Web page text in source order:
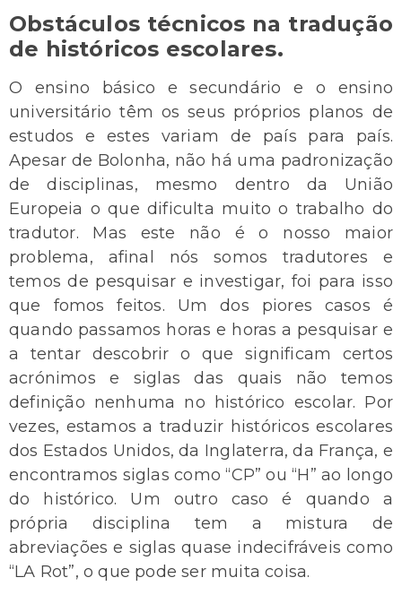
Obstáculos técnicos na tradução
de históricos escolares.
O ensino básico e secundário e o ensino
universitário têm os seus próprios planos de
estudos e estes variam de país para país.
Apesar de Bolonha, não há uma padronização
de disciplinas, mesmo dentro da União
Europeia o que dificulta muito o trabalho do
tradutor. Mas este não é o nosso maior
problema, afinal nós somos tradutores e
temos de pesquisar e investigar, foi para isso
que fomos feitos. Um dos piores casos é
quando passamos horas e horas a pesquisar e
a tentar descobrir o que significam certos
acrónimos e siglas das quais não temos
definição nenhuma no histórico escolar. Por
vezes, estamos a traduzir históricos escolares
dos Estados Unidos, da Inglaterra, da França, e
encontramos siglas como “CP” ou “H” ao longo
do histórico. Um outro caso é quando a
própria disciplina tem a mistura de
abreviações e siglas quase indecifráveis como
“LA Rot”, o que pode ser muita coisa.